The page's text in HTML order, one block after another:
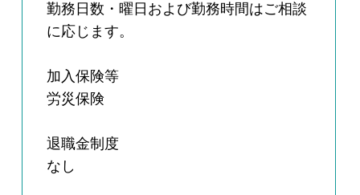
勤務日数・曜日および勤務時間はご相談
に応じます。
加入保険等
労災保険
退職金制度
なし